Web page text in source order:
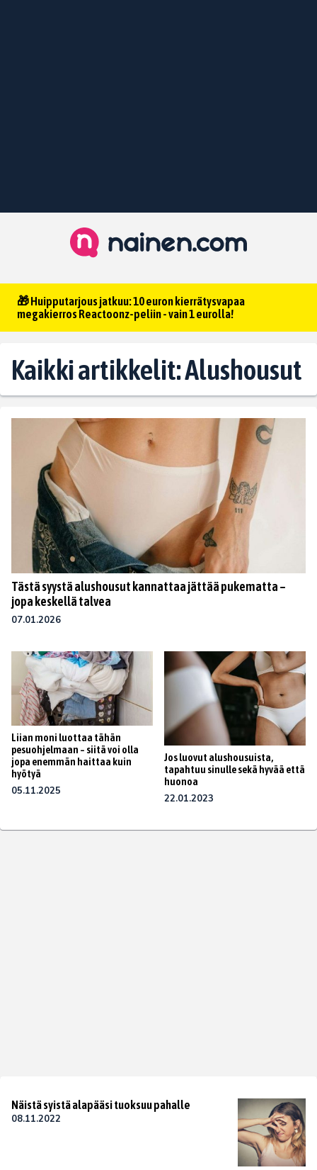
🎁 Huipputarjous jatkuu: 10 euron kierrätysvapaa
megakierros Reactoonz-peliin - vain 1 eurolla!
Kaikki artikkelit: Alushousut
Tästä syystä alushousut kannattaa jättää pukematta –
jopa keskellä talvea
07.01.2026
Liian moni luottaa tähän
pesuohjelmaan – siitä voi olla
jopa enemmän haittaa kuin
hyötyä
05.11.2025
Jos luovut alushousuista,
tapahtuu sinulle sekä hyvää että
huonoa
22.01.2023
Näistä syistä alapääsi tuoksuu pahalle
08.11.2022